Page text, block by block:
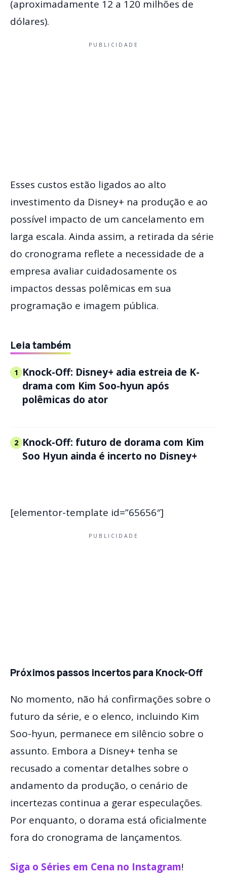
(aproximadamente 12 a 120 milhões de
dólares).
PUBLICIDADE
Esses custos estão ligados ao alto
investimento da Disney+ na produção e ao
possível impacto de um cancelamento em
larga escala. Ainda assim, a retirada da série
do cronograma reflete a necessidade de a
empresa avaliar cuidadosamente os
impactos dessas polêmicas em sua
programação e imagem pública.
Leia também
1 Knock-Off: Disney+ adia estreia de K-
drama com Kim Soo-hyun após
polêmicas do ator
2 Knock-Off: futuro de dorama com Kim
Soo Hyun ainda é incerto no Disney+
[elementor-template id=”65656″]
PUBLICIDADE
Próximos passos incertos para Knock-Off
No momento, não há confirmações sobre o
futuro da série, e o elenco, incluindo Kim
Soo-hyun, permanece em silêncio sobre o
assunto. Embora a Disney+ tenha se
recusado a comentar detalhes sobre o
andamento da produção, o cenário de
incertezas continua a gerar especulações.
Por enquanto, o dorama está oficialmente
fora do cronograma de lançamentos.
Siga o Séries em Cena no Instagram!